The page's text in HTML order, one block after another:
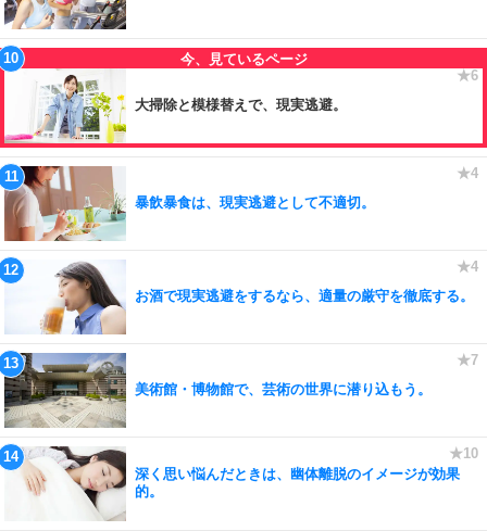
大掃除と模様替えで、現実逃避。
暴飲暴食は、現実逃避として不適切。
お酒で現実逃避をするなら、適量の厳守を徹底する。
美術館・博物館で、芸術の世界に潜り込もう。
深く思い悩んだときは、幽体離脱のイメージが効果
的。